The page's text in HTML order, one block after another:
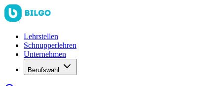
Lehrstellen
Schnupperlehren
Unternehmen
Berufswahl